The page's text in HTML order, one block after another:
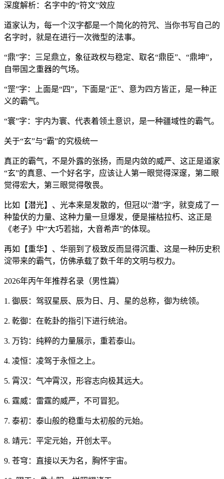
深度解析：名字中的“符文”效应
道家认为，每一个汉字都是一个简化的符咒、当你书写自己的
名字时，就是在进行一次微型的法事。
“鼎”字：三足鼎立，象征政权与稳定、取名“鼎臣”、“鼎坤”，
自带国之重器的气场。
“罡”字：上面是“四”，下面是“正”、意为四方皆正，是一种正
义的霸气。
“寰”字：宇内为寰、代表着领土意识，是一种疆域性的霸气。
关于“玄”与“霸”的究极统一
真正的霸气，不是外露的张扬，而是内敛的威严、这正是道家
“玄”的真意、一个好名字，应该让人第一眼觉得深邃，第二眼
觉得宏大，第三眼觉得敬畏。
比如【潜光】、光本来是发散的，但冠以“潜”字，就变成了一
种蛰伏的力量、这种力量一旦爆发，便是摧枯拉朽、这正是
《老子》中“大巧若拙，大音希声”的体现。
再如【重华】、华丽到了极致反而显得沉重、这是一种历史积
淀带来的霸气，仿佛承载了数千年的文明与权力。
2026年丙午年推荐名录（男性篇）
1. 御辰：驾驭星辰、辰为日、月、星的总称，御为统领。
2. 乾御：在乾卦的指引下进行统治。
3. 万钧：纯粹的力量展示，重若泰山。
4. 凌恒：凌驾于永恒之上。
5. 霄汉：气冲霄汉，形容志向极其远大。
6. 霆威：雷霆的威严，不可冒犯。
7. 泰初：泰山般的稳重与太初般的元始。
8. 靖元：平定元始，开创太平。
9. 苍穹：直接以天为名，胸怀宇宙。